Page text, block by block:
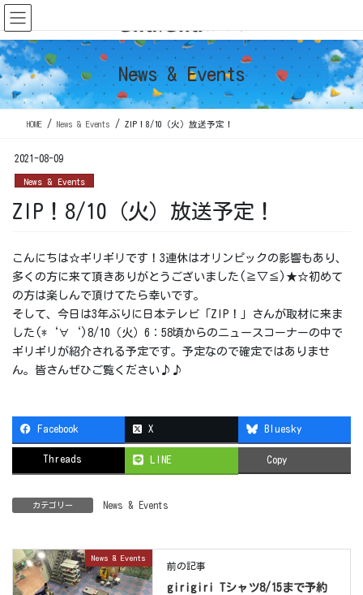
コ
ン
テ
ン
ツ
に
移
ナ
ビ
ゲ
ー
シ
ョ
ン
News & Events
HOME News & Events ZIP！8/10（火）放送予定！
2021-08-09
News & Events
ZIP！8/10（火）放送予定！
こんにちは☆ギリギリです！3連休はオリンピックの影響もあり、
多くの方に来て頂きありがとうございました(≧▽≦)★☆初めて
の方は楽しんで頂けてたら幸いです。
そして、今日は3年ぶりに日本テレビ「ZIP！」さんが取材に来ま
した(*‘∀‘)8/10（火）6：58頃からのニュースコーナーの中で
ギリギリが紹介される予定です。予定なので確定ではありませ
ん。皆さんぜひご覧ください♪♪
Facebook X Bluesky
Threads LINE Copy
カテゴリー News & Events
News & Events
前の記事
girigiri Tシャツ8/15まで予約